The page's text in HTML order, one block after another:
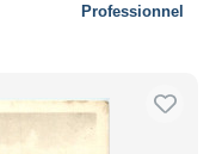
Professionnel